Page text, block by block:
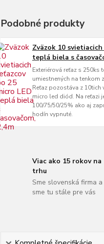
Podobné produkty
Zväzok 10
teplá biela s
Exteriérová reťaz s
umiestnených na tenkom
Reťaz pozostáva z 10tich
micro led diód. Na reťazi
100/75/50/25% ako aj
hodín vypnuté.
Viac ako 15 rokov na
trhu
Sme slovenská firma a
sme tu stále pre vás